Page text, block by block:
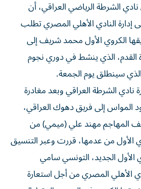
الشرطة الرياضي العراقي، أن
إدارة النادي الأهلي المصري تطلب
الكروي الأول محمد شريف إلى
القدم، الذي ينشط في دوري نجوم
سينطلق يوم الجمعة.
نادي الشرطة العراقي وبعد مغادرة
المواس إلى فريق دهوك العراقي،
المهاجم مهند علي (ميمي) من
الأول من عدمها، قررت وعبر التنسيق
الجديد، التونسي سامي
الأهلي المصري من أجل استعارة